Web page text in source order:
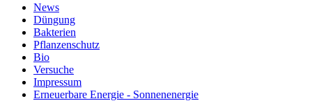
News
Düngung
Bakterien
Pflanzenschutz
Bio
Versuche
Impressum
Erneuerbare Energie - Sonnenenergie